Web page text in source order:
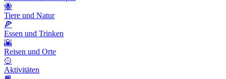
🐝
Tiere und Natur
🍕
Essen und Trinken
🌇
Reisen und Orte
🥎
Aktivitäten